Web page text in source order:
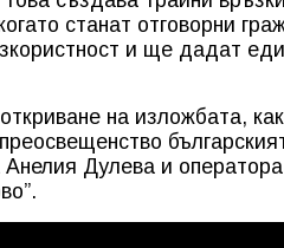
станат отговорни
и ще дадат
на изложбата,
Анелия Дулева и